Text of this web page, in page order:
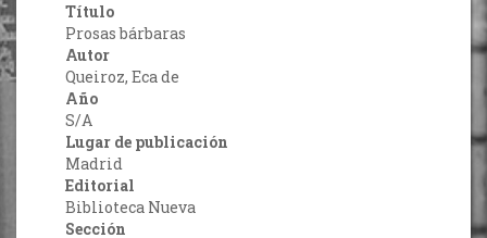
Título
Prosas bárbaras
Autor
Queiroz, Eca de
Año
S/A
Lugar de publicación
Madrid
Editorial
Biblioteca Nueva
Sección